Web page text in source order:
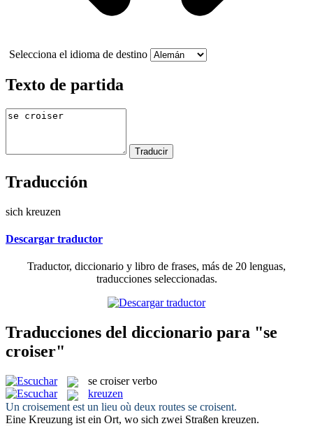
Selecciona el idioma de destino
Texto de partida
Traducción
sich kreuzen
Descargar traductor
Traductor, diccionario y libro de frases, más de 20 lenguas,
traducciones seleccionadas.
Traducciones del diccionario para "se
croiser"
se croiser verbo
kreuzen
Un croisement est un lieu où deux routes se croisent.
Eine Kreuzung ist ein Ort, wo sich zwei Straßen kreuzen.